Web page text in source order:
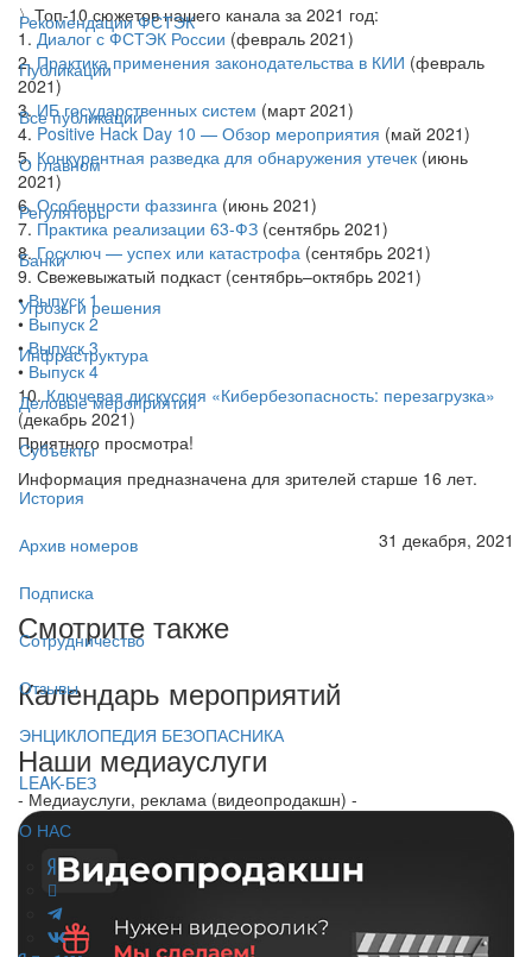
Рекомендации ФСТЭК
Публикации
Все публикации
О главном
Регуляторы
Банки
Угрозы и решения
Инфраструктура
Деловые мероприятия
Субъекты
История
Архив номеров
Подписка
Сотрудничество
Отзывы
ЭНЦИКЛОПЕДИЯ БЕЗОПАСНИКА
LEAK-БЕЗ
О НАС
〉Топ-10 сюжетов нашего канала за 2021 год:
1. Диалог с ФСТЭК России (февраль 2021)
2. Практика применения законодательства в КИИ (февраль
2021)
3. ИБ государственных систем (март 2021)
4. Positive Hack Day 10 — Обзор мероприятия (май 2021)
5. Конкурентная разведка для обнаружения утечек (июнь
2021)
6. Особенности фаззинга (июнь 2021)
7. Практика реализации 63-ФЗ (сентябрь 2021)
8. Госключ — успех или катастрофа (сентябрь 2021)
9. Свежевыжатый подкаст (сентябрь–октябрь 2021)
•Выпуск 1
• Выпуск 2
•Выпуск 3
• Выпуск 4
10. Ключевая дискуссия «Кибербезопасность: перезагрузка»
(декабрь 2021)
Приятного просмотра!
Информация предназначена для зрителей старше 16 лет.
31 декабря, 2021
Смотрите также
Календарь мероприятий
Наши медиауслуги
- Медиауслуги, реклама (видеопродакшн) -